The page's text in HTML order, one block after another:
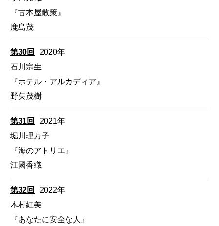
『古本屋散策』
鹿島茂
第30回
2020年
石川宗生
『ホテル・アルカディア』
野矢茂樹
第31回
2021年
堀川理万子
『海のアトリエ』
江國香織
第32回
2022年
木村紅美
『あなたに安全な人』